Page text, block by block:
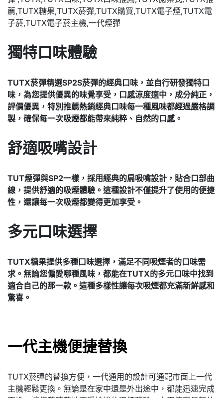
獨特口味體驗
TUTX菸彈精選SP2S菸彈的經典口味，並自行研發獨特口
味，為您提供優異的味覺享受， 口感涼度適中，成分純正，
評價優異，特別推薦熱銷經典口味每一種風味都經過嚴格調
製，確保每一次吸煙都能帶來純粹、自然的口感。
舒適吸嘴設計
TUT煙彈與SP2一樣，採用經典的扁吸嘴設計，貼合口部曲
線， 提供舒適的吸煙體驗。這種設計不僅提升了使用的便捷
性，還讓每一次吸煙都變得更加享受。
多元口味選擇
TUTX糖果提供多種口味選擇，滿足不同吸煙者的口味需
求。 無論您偏愛哪種風味，都能在TUTX的多元口味中找到
適合自己的那一款。 這種多樣性讓每次吸煙都充滿新鮮感和
驚喜。
一代主機便捷替換
TUTX菸彈的替換方便，一代通用的設計可通配市面上一代
主機輕鬆更換。無論是在家中還是外出途中，都能迅速完成